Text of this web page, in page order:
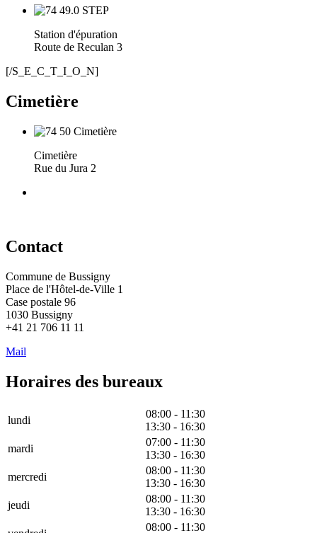
Station d'épuration
Route de Reculan 3
[/S_E_C_T_I_O_N]
Cimetière
Cimetière
Rue du Jura 2
Contact
Commune de Bussigny
Place de l'Hôtel-de-Ville 1
Case postale 96
1030 Bussigny
+41 21 706 11 11
Mail
Horaires des bureaux
lundi
08:00 - 11:30
13:30 - 16:30
mardi
07:00 - 11:30
13:30 - 16:30
mercredi
08:00 - 11:30
13:30 - 16:30
jeudi
08:00 - 11:30
13:30 - 16:30
08:00 - 11:30